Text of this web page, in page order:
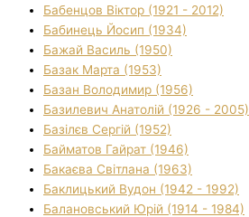
Бабенцов Віктор (1921 - 2012)
Бабинець Йосип (1934)
Бажай Василь (1950)
Базак Марта (1953)
Базан Володимир (1956)
Базилевич Анатолій (1926 - 2005)
Базілєв Сергій (1952)
Байматов Гайрат (1946)
Бакаєва Світлана (1963)
Баклицький Вудон (1942 - 1992)
Балановський Юрій (1914 - 1984)